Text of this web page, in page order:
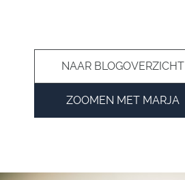
NAAR BLOGOVERZICHT
ZOOMEN MET MARJA